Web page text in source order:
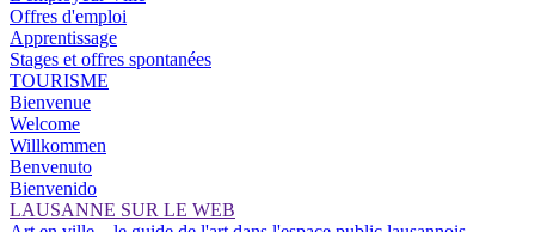
Offres d'emploi
Apprentissage
Stages et offres spontanées
TOURISME
Bienvenue
Welcome
Willkommen
Benvenuto
Bienvenido
LAUSANNE SUR LE WEB